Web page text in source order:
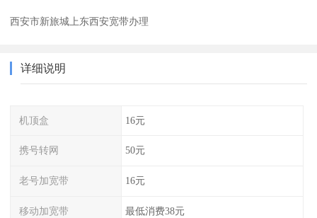
西安市新旅城上东西安宽带办理
详细说明
机顶盒 16元
携号转网 50元
老号加宽带 16元
移动加宽带 最低消费38元